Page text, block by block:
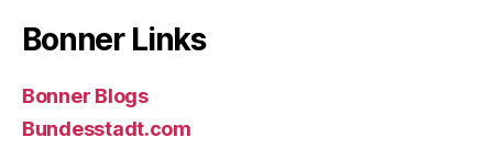
Bonner Links
Bonner Blogs
Bundesstadt.com